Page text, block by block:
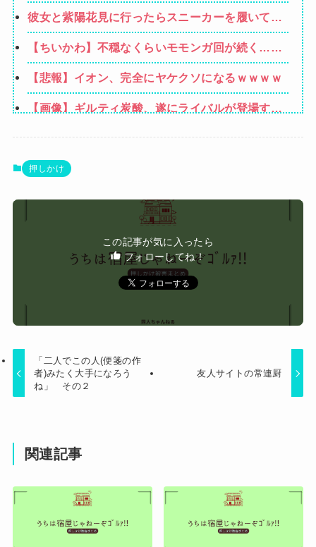
われ離婚の危機。同居は嫌だ仕事も嫌だってあま
りにも我儘すぎないか？嫁の方が収入多いんだか
ら俺の代わりにバイクの借金返してくれ→
彼女と紫陽花見に行ったらスニーカーを履いてき
てた。普通かわいいぺたんこ靴とかじゃないの？
コーヒーや手作り菓子も持ってこないしさぁ…
【ちいかわ】不穏なくらいモモンガ回が続く……
【悲報】イオン、完全にヤケクソになるｗｗｗｗ
【画像】ギルティ炭酸、遂にライバルが登場する
【悲報】 幻影旅団の団長さん、激太りすると全て
【裏の顔】 父の再婚相手と仲良しな私→ある日、
のに大学費用出さなきゃいけないの腹立つわ…姑
だったら先に亡くなるのに笑」私「…」
義姉のお子さんは犬だけど犬と言うと精神が不安
Powered by livedoor 相互RSS
押しかけ
この記事が気に入ったら
フォローしてね！
「二人でこの人(便箋の作
者)みたく大手になろう
ね」 その２
友人サイトの常連厨
関連記事